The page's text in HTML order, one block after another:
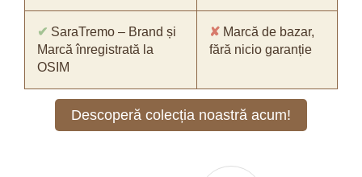
✔ SaraTremo – Brand și
Marcă înregistrată la
OSIM
✘ Marcă de bazar,
fără nicio garanție
Descoperă colecția noastră acum!